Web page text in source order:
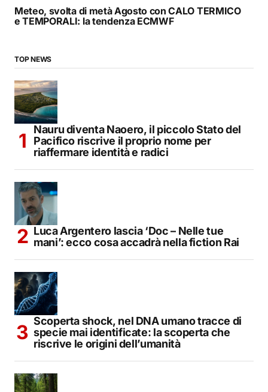
Meteo, svolta di metà Agosto con CALO TERMICO
e TEMPORALI: la tendenza ECMWF
TOP NEWS
Nauru diventa Naoero, il piccolo Stato del
Pacifico riscrive il proprio nome per
riaffermare identità e radici
Luca Argentero lascia ‘Doc – Nelle tue
mani’: ecco cosa accadrà nella fiction Rai
Scoperta shock, nel DNA umano tracce di
specie mai identificate: la scoperta che
riscrive le origini dell’umanità